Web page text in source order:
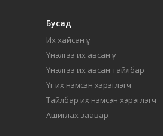
Бусад
Их хайсан үг
Үнэлгээ их авсан үг
Үнэлгээ их авсан тайлбар
Үг их нэмсэн хэрэглэгч
Тайлбар их нэмсэн хэрэглэгч
Ашиглах заавар